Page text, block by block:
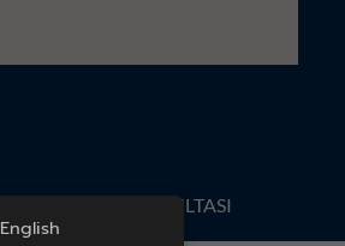
KONSULTASI
English